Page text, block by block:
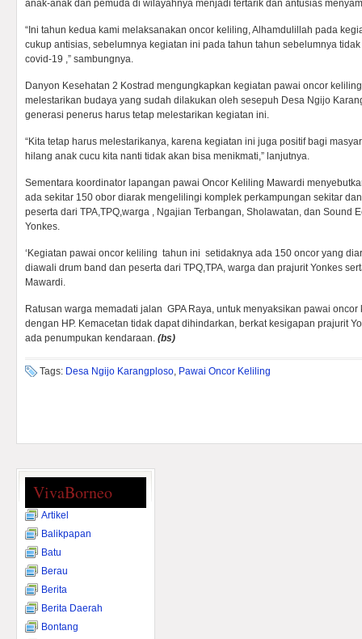
anak-anak dan pemuda di wilayahnya menjadi tertarik dan antusias
“Ini tahun kedua kami melaksanakan oncor keliling, Alhamdulillah pada
cukup antisias, sebelumnya kegiatan ini pada tahun tahun sebelumnya
covid-19 ,” sambungnya.
Danyon Kesehatan 2 Kostrad mengungkapkan kegiatan pawai oncor
melestarikan budaya yang sudah dilakukan oleh sesepuh Desa Ngijo
generasi penerus harus tetap melestarikan kegiatan ini.
“Kita tetap harus melestarikanya, karena kegiatan ini juga positif bagi
hilang anak cucu kita nanti tidak akan bisa menikmati,” lanjutnya.
Sementara koordinator lapangan pawai Oncor Keliling Mawardi
ada sekitar 150 obor diarak mengelilingi komplek perkampungan sekitar
peserta dari TPA,TPQ,warga , Ngajian Terbangan, Sholawatan, dan Sound
Yonkes.
‘Kegiatan pawai oncor keliling tahun ini setidaknya ada 150 oncor yang
diawali drum band dan peserta dari TPQ,TPA, warga dan prajurit Yonkes
Mawardi.
Ratusan warga memadati jalan GPA Raya, untuk menyaksikan pawai
dengan HP. Kemacetan tidak dapat dihindarkan, berkat kesigapan prajurit
ada penumpukan kendaraan. (bs)
Tags: Desa Ngijo Karangploso, Pawai Oncor Keliling
VivaBorneo
Artikel
Balikpapan
Batu
Berau
Berita
Berita Daerah
Bontang